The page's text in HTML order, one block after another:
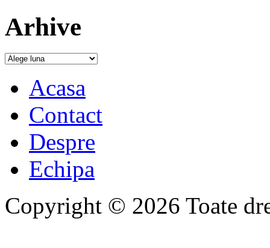
Arhive
Acasa
Contact
Despre
Echipa
Copyright © 2026 Toate